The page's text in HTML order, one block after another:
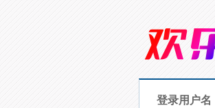
登录用户名